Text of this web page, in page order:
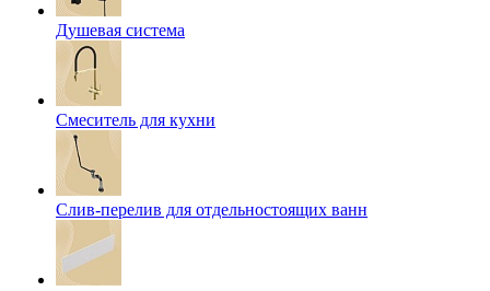
Душевая система
Смеситель для кухни
Слив-перелив для отдельностоящих ванн